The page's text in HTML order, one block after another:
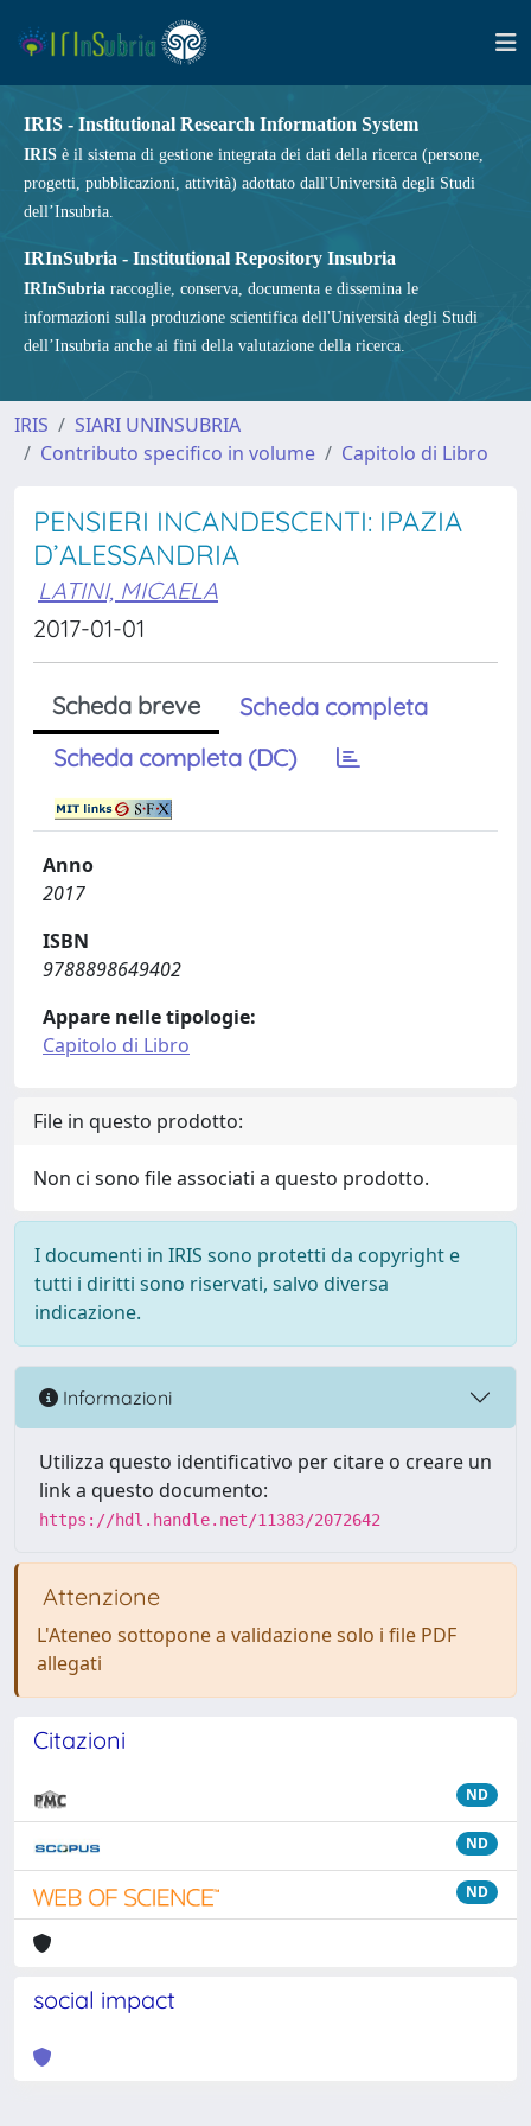
IRIS - Institutional Research Information System
IRIS è il sistema di gestione integrata dei dati della ricerca (persone,
progetti, pubblicazioni, attività) adottato dall'Università degli Studi
dell’Insubria.
IRInSubria - Institutional Repository Insubria
IRInSubria raccoglie, conserva, documenta e dissemina le
informazioni sulla produzione scientifica dell'Università degli Studi
dell’Insubria anche ai fini della valutazione della ricerca.
IRIS
SIARI UNINSUBRIA
Contributo specifico in volume
Capitolo di Libro
PENSIERI INCANDESCENTI: IPAZIA
D’ALESSANDRIA
LATINI, MICAELA
2017-01-01
Scheda breve
Scheda completa
Scheda completa (DC)
Anno
2017
ISBN
9788898649402
Appare nelle tipologie:
Capitolo di Libro
File in questo prodotto:
Non ci sono file associati a questo prodotto.
I documenti in IRIS sono protetti da copyright e
tutti i diritti sono riservati, salvo diversa
indicazione.
Informazioni
Utilizza questo identificativo per citare o creare un
link a questo documento:
https://hdl.handle.net/11383/2072642
Attenzione
L'Ateneo sottopone a validazione solo i file PDF
allegati
Citazioni
ND
ND
ND
social impact